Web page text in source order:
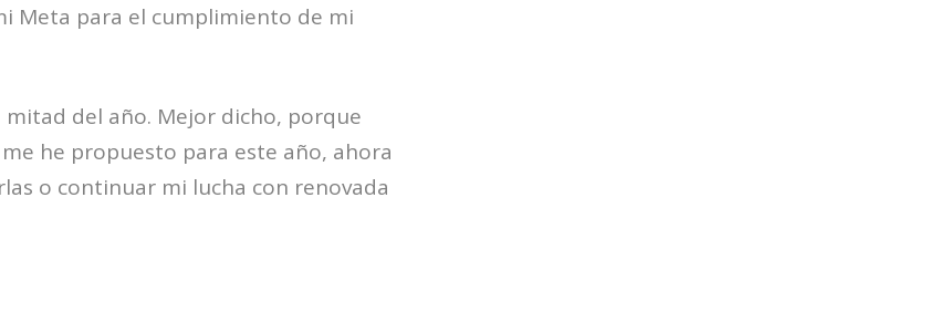
Meta para el cumplimiento de mi
mitad del año. Mejor dicho, porque
he propuesto para este año, ahora
o continuar mi lucha con renovada